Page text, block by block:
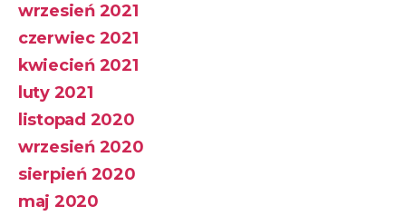
wrzesień 2021
czerwiec 2021
kwiecień 2021
luty 2021
listopad 2020
wrzesień 2020
sierpień 2020
maj 2020